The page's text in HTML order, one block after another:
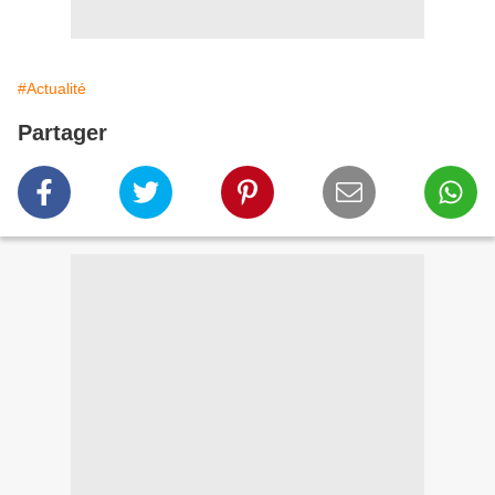
#Actualité
Partager